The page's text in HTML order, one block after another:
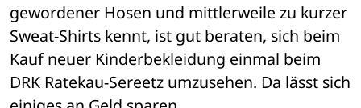
gewordener Hosen und mittlerweile zu kurzer
Sweat-Shirts kennt, ist gut beraten, sich beim
Kauf neuer Kinderbekleidung einmal beim
DRK Ratekau-Sereetz umzusehen. Da lässt sich